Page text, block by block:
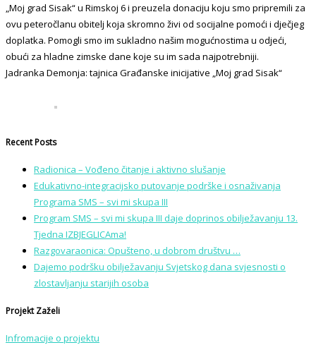
„Moj grad Sisak“ u Rimskoj 6 i preuzela donaciju koju smo pripremili za
ovu peteročlanu obitelj koja skromno živi od socijalne pomoći i dječjeg
doplatka. Pomogli smo im sukladno našim mogućnostima u odjeći,
obući za hladne zimske dane koje su im sada najpotrebniji.
Jadranka Demonja: tajnica Građanske inicijative „Moj grad Sisak“
Recent Posts
Radionica – Vođeno čitanje i aktivno slušanje
Edukativno-integracijsko putovanje podrške i osnaživanja
Programa SMS – svi mi skupa III
Program SMS – svi mi skupa III daje doprinos obilježavanju 13.
Tjedna IZBJEGLICAma!
Razgovaraonica: Opušteno, u dobrom društvu …
Dajemo podršku obilježavanju Svjetskog dana svjesnosti o
zlostavljanju starijih osoba
Projekt Zaželi
Infromacije o projektu